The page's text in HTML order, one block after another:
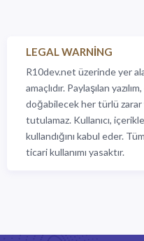
LEGAL WARNING
R10dev.net üzerinde yer
amaçlıdır. Paylaşılan
doğabilecek her türlü
tutulamaz. Kullanıcı,
kullandığını kabul eder.
ticari kullanımı yasaktır.